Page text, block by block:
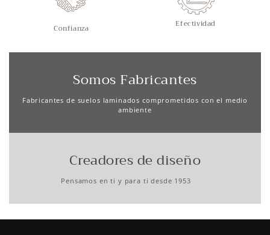
Confianza Efectividad
Somos Fabricantes
Fabricantes de suelos laminados comprometidos con el medio
ambiente
Creadores de diseño
Pensamos en ti y para ti desde 1953